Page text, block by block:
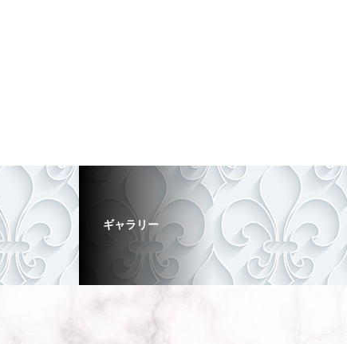
ギャラリー